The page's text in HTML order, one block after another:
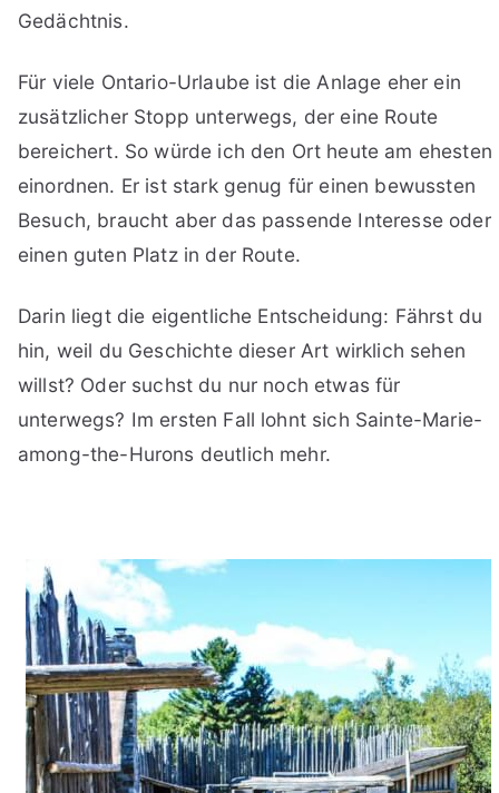
Gedächtnis.
Für viele Ontario-Urlaube ist die Anlage eher ein
zusätzlicher Stopp unterwegs, der eine Route
bereichert. So würde ich den Ort heute am ehesten
einordnen. Er ist stark genug für einen bewussten
Besuch, braucht aber das passende Interesse oder
einen guten Platz in der Route.
Darin liegt die eigentliche Entscheidung: Fährst du
hin, weil du Geschichte dieser Art wirklich sehen
willst? Oder suchst du nur noch etwas für
unterwegs? Im ersten Fall lohnt sich Sainte-Marie-
among-the-Hurons deutlich mehr.